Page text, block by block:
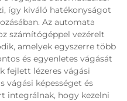
így kiváló hatékonyságot
Az automata
számítógéppel vezérelt
amelyek egyszerre több
és egyenletes vágását
fejlett lézeres vágási
vágási képességet és
integrálnak, hogy kezelni